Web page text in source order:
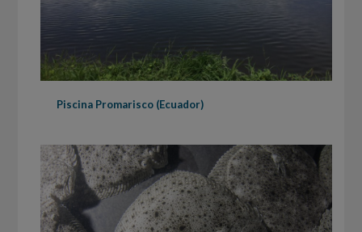
Piscina Promarisco (Ecuador)